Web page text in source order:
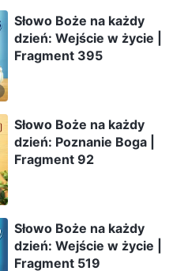
Słowo Boże na każdy
dzień: Wejście w życie |
Fragment 395
Słowo Boże na każdy
dzień: Poznanie Boga |
Fragment 92
Słowo Boże na każdy
dzień: Wejście w życie |
Fragment 519